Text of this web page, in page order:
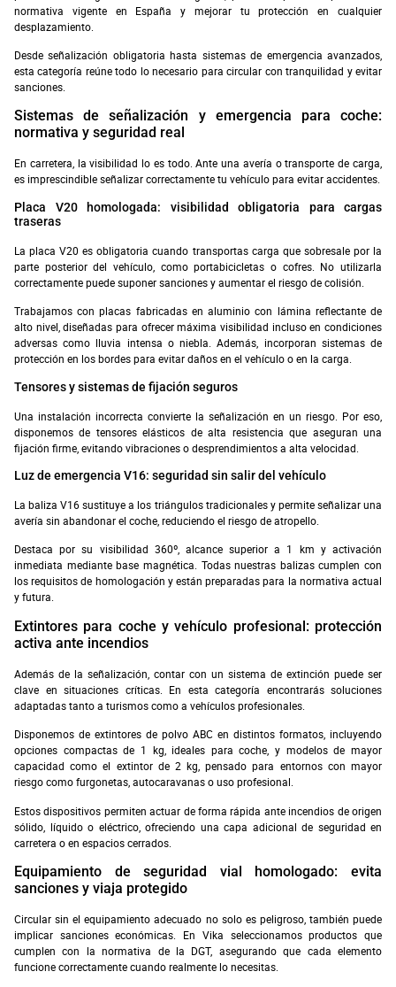
normativa vigente en España y mejorar tu protección en cualquier
desplazamiento.
Desde señalización obligatoria hasta sistemas de emergencia avanzados,
esta categoría reúne todo lo necesario para circular con tranquilidad y evitar
sanciones.
Sistemas de señalización y emergencia para coche:
normativa y seguridad real
En carretera, la visibilidad lo es todo. Ante una avería o transporte de carga,
es imprescindible señalizar correctamente tu vehículo para evitar accidentes.
Placa V20 homologada: visibilidad obligatoria para cargas
traseras
La placa V20 es obligatoria cuando transportas carga que sobresale por la
parte posterior del vehículo, como portabicicletas o cofres. No utilizarla
correctamente puede suponer sanciones y aumentar el riesgo de colisión.
Trabajamos con placas fabricadas en aluminio con lámina reflectante de
alto nivel, diseñadas para ofrecer máxima visibilidad incluso en condiciones
adversas como lluvia intensa o niebla. Además, incorporan sistemas de
protección en los bordes para evitar daños en el vehículo o en la carga.
Tensores y sistemas de fijación seguros
Una instalación incorrecta convierte la señalización en un riesgo. Por eso,
disponemos de tensores elásticos de alta resistencia que aseguran una
fijación firme, evitando vibraciones o desprendimientos a alta velocidad.
Luz de emergencia V16: seguridad sin salir del vehículo
La baliza V16 sustituye a los triángulos tradicionales y permite señalizar una
avería sin abandonar el coche, reduciendo el riesgo de atropello.
Destaca por su visibilidad 360º, alcance superior a 1 km y activación
inmediata mediante base magnética. Todas nuestras balizas cumplen con
los requisitos de homologación y están preparadas para la normativa actual
y futura.
Extintores para coche y vehículo profesional: protección
activa ante incendios
Además de la señalización, contar con un sistema de extinción puede ser
clave en situaciones críticas. En esta categoría encontrarás soluciones
adaptadas tanto a turismos como a vehículos profesionales.
Disponemos de extintores de polvo ABC en distintos formatos, incluyendo
opciones compactas de 1 kg, ideales para coche, y modelos de mayor
capacidad como el extintor de 2 kg, pensado para entornos con mayor
riesgo como furgonetas, autocaravanas o uso profesional.
Estos dispositivos permiten actuar de forma rápida ante incendios de origen
sólido, líquido o eléctrico, ofreciendo una capa adicional de seguridad en
carretera o en espacios cerrados.
Equipamiento de seguridad vial homologado: evita
sanciones y viaja protegido
Circular sin el equipamiento adecuado no solo es peligroso, también puede
implicar sanciones económicas. En Vika seleccionamos productos que
cumplen con la normativa de la DGT, asegurando que cada elemento
funcione correctamente cuando realmente lo necesitas.